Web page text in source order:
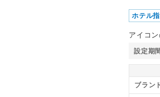
ホテル
アイコ
設定期
ブラン